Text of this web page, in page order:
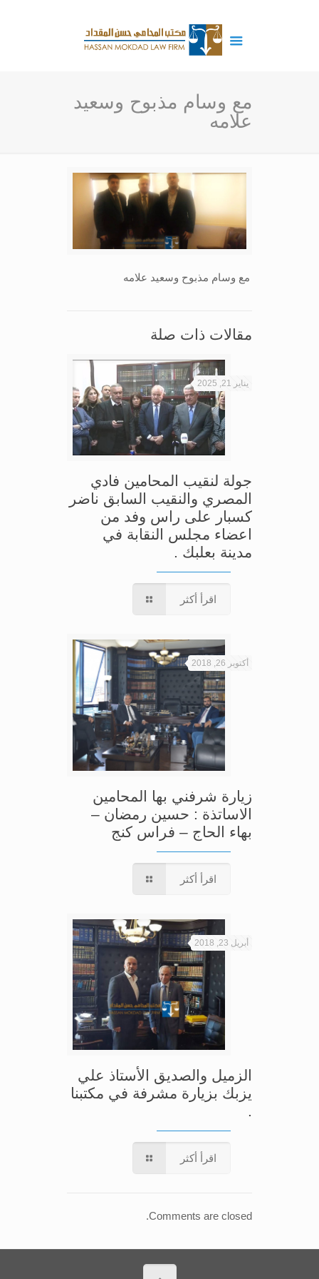
مع وسام مذبوح وسعيد
علامه
مع وسام مذبوح وسعيد علامه
مقالات ذات صلة
يناير 21, 2025
جولة لنقيب المحامين فادي
المصري والنقيب السابق ناضر
كسبار على راس وفد من
اعضاء مجلس النقابة في
مدينة بعلبك .
اقرأ أكثر
أكتوبر 26, 2018
زيارة شرفني بها المحامين
الاساتذة : حسين رمضان –
بهاء الحاج – فراس كنج
اقرأ أكثر
أبريل 23, 2018
الزميل والصديق الأستاذ علي
يزبك بزيارة مشرفة في مكتبنا
.
اقرأ أكثر
Comments are closed.